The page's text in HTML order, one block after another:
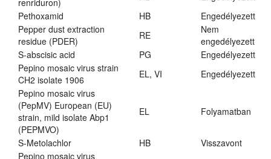
renriduron)
Pethoxamid
HB
Engedélyezett
Pepper dust extraction
residue (PDER)
RE
Nem
engedélyezett
S-abscisic acid
PG
Engedélyezett
Pepino mosaic virus strain
CH2 isolate 1906
EL, VI
Engedélyezett
Pepino mosaic virus
(PepMV) European (EU)
strain, mild isolate Abp1
(PEPMVO)
EL Folyamatban
S-Metolachlor HB
Visszavont
Pepino mosaic virus